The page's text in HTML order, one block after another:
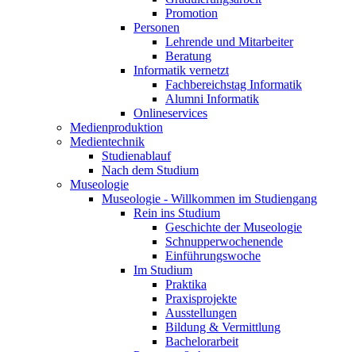
Promotion
Personen
Lehrende und Mitarbeiter
Beratung
Informatik vernetzt
Fachbereichstag Informatik
Alumni Informatik
Onlineservices
Medienproduktion
Medientechnik
Studienablauf
Nach dem Studium
Museologie
Museologie - Willkommen im Studiengang
Rein ins Studium
Geschichte der Museologie
Schnupperwochenende
Einführungswoche
Im Studium
Praktika
Praxisprojekte
Ausstellungen
Bildung & Vermittlung
Bachelorarbeit